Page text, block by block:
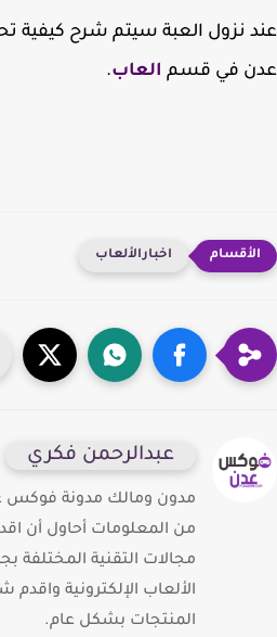
نزول العبة سيتم شرح كيفية
في قسمالعاب.
اخبارالألعاب
عبدالرحمن فكري
مدون ومالك مدونة فوكس
من المعلومات أحاول أن
مجالات التقنية المختلفة
الألعاب الإلكترونية
المنتجات بشكل عام.